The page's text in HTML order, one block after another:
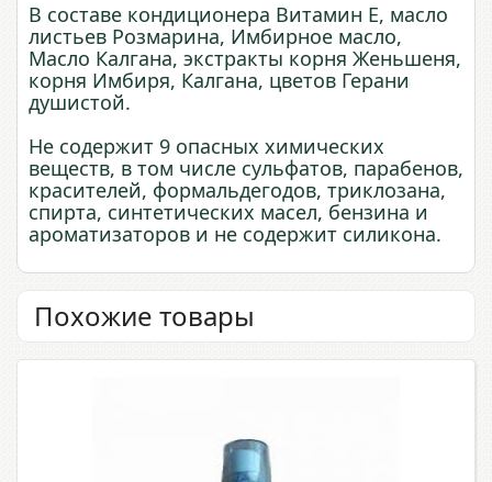
В составе кондиционера Витамин Е, масло
листьев Розмарина, Имбирное масло,
Масло Калгана, экстракты корня Женьшеня,
корня Имбиря, Калгана, цветов Герани
душистой.
Не содержит 9 опасных химических
веществ, в том числе сульфатов, парабенов,
красителей, формальдегодов, триклозана,
спирта, синтетических масел, бензина и
ароматизаторов и не содержит силикона.
Похожие товары